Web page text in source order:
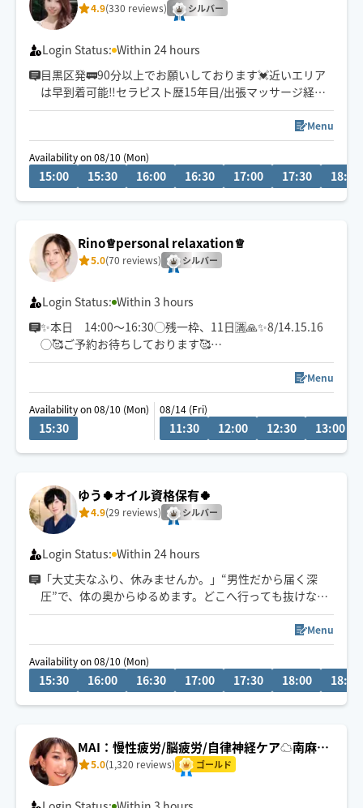
ト4.9(330 reviews) シルバー
Login Status: Within 24 hours
目黒区発🚃90分以上でお願いしております💓近いエリア
は早到着可能‼️セラピスト歴15年目/出張マッサージ経験1
0年以上/お客様、一人一人にあった施術を心がけていま
す/お疲れの場所に全力でお応えします/店舗出勤してる時
もありますのでその時はすぐにご連絡できない場合がご
ざいます🙇
Menu
Availability on 08/10 (Mon)
15:00 15:30 16:00 16:30 17:00 17:30 18:00
Rino♕personal relaxation♕
5.0(70 reviews) シルバー
Login Status: Within 3 hours
✨本日 14:00〜16:30◯残一枠、11日🈵🙏✨8/14.15.16
◯🥰ご予約お待ちしております🥰
♕お一人お一人のご要望に合わせ丁寧に施術させていた
だきます
♕全てのコースにヘッドマッサージ・ストレッチ組み込
Menu
Availability on 08/10 (Mon)
15:30
08/14 (Fri)
11:30 12:00 12:30 13:00
ゆう🍀オイル資格保有🍀
4.9(29 reviews) シルバー
Login Status: Within 24 hours
「大丈夫なふり、休みませんか。」“男性だから届く深
圧”で、体の奥からゆるめます。どこへ行っても抜けなか
った首肩こり・脳疲労へ。
その場だけでなく、翌日の軽さまで変わる施術です😌
誰にも気を遣わず
静かに休むのも
Menu
Availability on 08/10 (Mon)
15:30 16:00 16:30 17:00 17:30 18:00 18:30
MAI：慢性疲労/脳疲労/自律神経ケア☁️南麻布
発5.0(1,320 reviews) ゴールド